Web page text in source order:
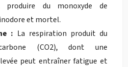
produire du monoxyde de
et mortel.
: La respiration produit du
(CO2), dont une
peut entraîner fatigue et